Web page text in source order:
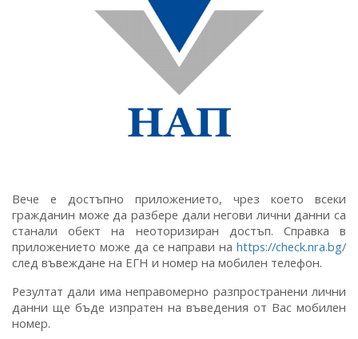
Вече е достъпно приложението, чрез което всеки
гражданин може да разбере дали негови лични данни са
станали обект на неоторизиран достъп. Справка в
приложението може да се направи на https://check.nra.bg/
след въвеждане на ЕГН и номер на мобилен телефон.
Резултат дали има неправомерно разпространени лични
данни ще бъде изпратен на въведения от Вас мобилен
номер.